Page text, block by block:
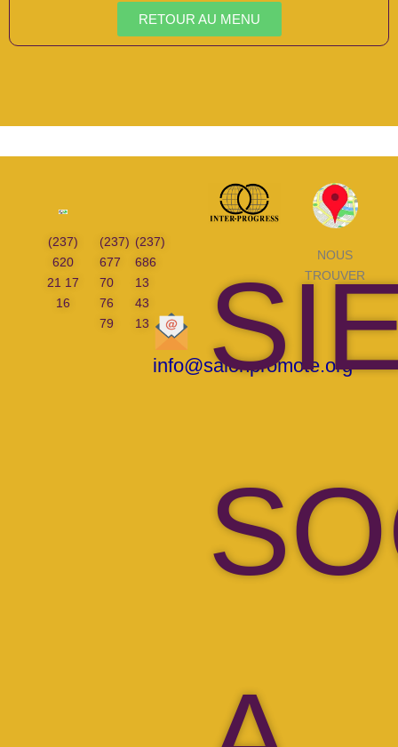
RETOUR AU MENU
(237)
620
21 17
16
(237)
677
70
76
79
(237)
686
13
43
13
info@salonpromote.org
NOUS
TROUVER